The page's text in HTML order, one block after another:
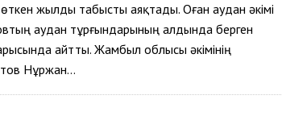
жылды табысты аяқтады. Оған аудан әкімі
аудан тұрғындарының алдында берген
айтты. Жамбыл облысы әкімінің
Нұржан…